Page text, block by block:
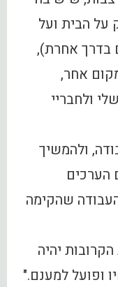
על הבית ועל
בדרך אחרת),
אחר,
ולחבריי
ולהמשיך
הערכים
שהקימה
יהיה
ופועל למענם."